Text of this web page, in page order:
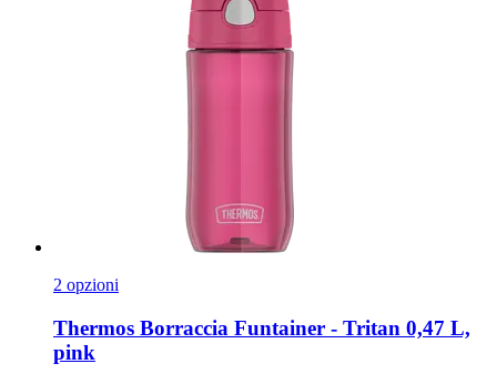
2 opzioni
Thermos Borraccia Funtainer -​ Tritan 0,47 L,
pink